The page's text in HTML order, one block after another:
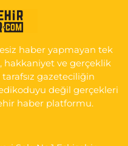
haber yapmayan tek
hakkaniyet ve gerçeklik
gazeteciliğin
değil gerçekleri
haber platformu.